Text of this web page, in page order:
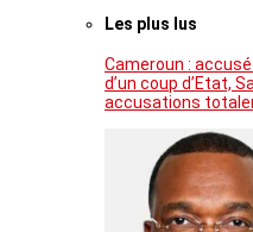
Les plus lus
Cameroun :
d’un coup d’Etat,
accusations